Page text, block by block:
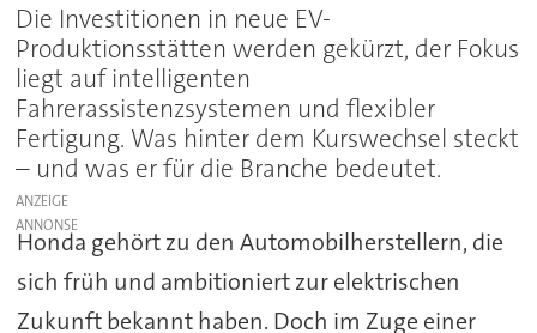
Die Investitionen in neue EV-
Produktionsstätten werden gekürzt, der Fokus
liegt auf intelligenten
Fahrerassistenzsystemen und flexibler
Fertigung. Was hinter dem Kurswechsel steckt
– und was er für die Branche bedeutet.
ANZEIGE
Honda gehört zu den Automobilherstellern, die
sich früh und ambitioniert zur elektrischen
Zukunft bekannt haben. Doch im Zuge einer